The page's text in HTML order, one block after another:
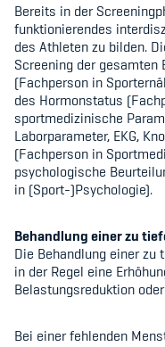
Bereits in der
funktionierendes
des Athleten zu bilden.
Screening der gesamten
(Fachperson in
des Hormonstatus
sportmedizinische
Laborparameter, EKG,
(Fachperson in
psychologische
in (Sport-)Psychologie).
Behandlung einer zu
Die Behandlung einer
in der Regel eine
Belastungsreduktion
Bei einer fehlenden